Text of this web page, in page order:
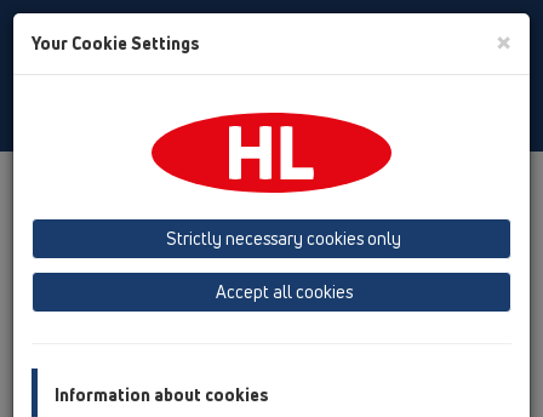
Toggle
Termék áttekintés
05 Épített zuhanyozók
Együtt használható
Zajcsillapítás
Beépítő-, befalazó dobozok
Sound Insulation Mats
HL6300
05 Épített zuhanyozók
Your Cookie Settings ×
Strictly necessary cookies only
Accept all cookies
Information about cookies